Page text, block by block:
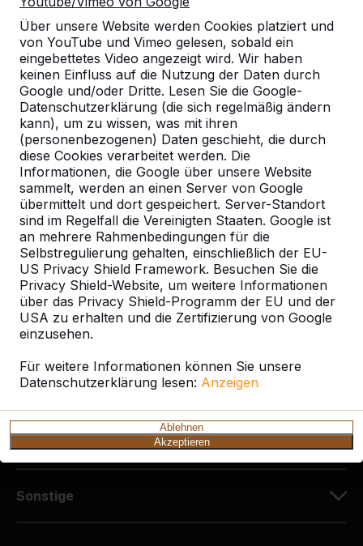
Über unsere Website werden Cookies platziert und
von YouTube und Vimeo gelesen, sobald ein
eingebettetes Video angezeigt wird. Wir haben
keinen Einfluss auf die Nutzung der Daten durch
Google und/oder Dritte. Lesen Sie die Google-
Datenschutzerklärung (die sich regelmäßig ändern
kann), um zu wissen, was mit ihren
(personenbezogenen) Daten geschieht, die durch
diese Cookies verarbeitet werden. Die
Informationen, die Google über unsere Website
sammelt, werden an einen Server von Google
übermittelt und dort gespeichert. Server-Standort
sind im Regelfall die Vereinigten Staaten. Google ist
an mehrere Rahmenbedingungen für die
Selbstregulierung gehalten, einschließlich der EU-
US Privacy Shield Framework. Besuchen Sie die
Privacy Shield-Website, um weitere Informationen
über das Privacy Shield-Programm der EU und der
USA zu erhalten und die Zertifizierung von Google
einzusehen.
Für weitere Informationen können Sie unsere
Datenschutzerklärung lesen: Anzeigen
Ablehnen
Akzeptieren
Kontakt
HeBlad Deutschland
Diekerstraße 97
42781 Haan
Deutschland
+49 212 934 77 25
info@HeBlad.de
Kundenservice
Sonstige